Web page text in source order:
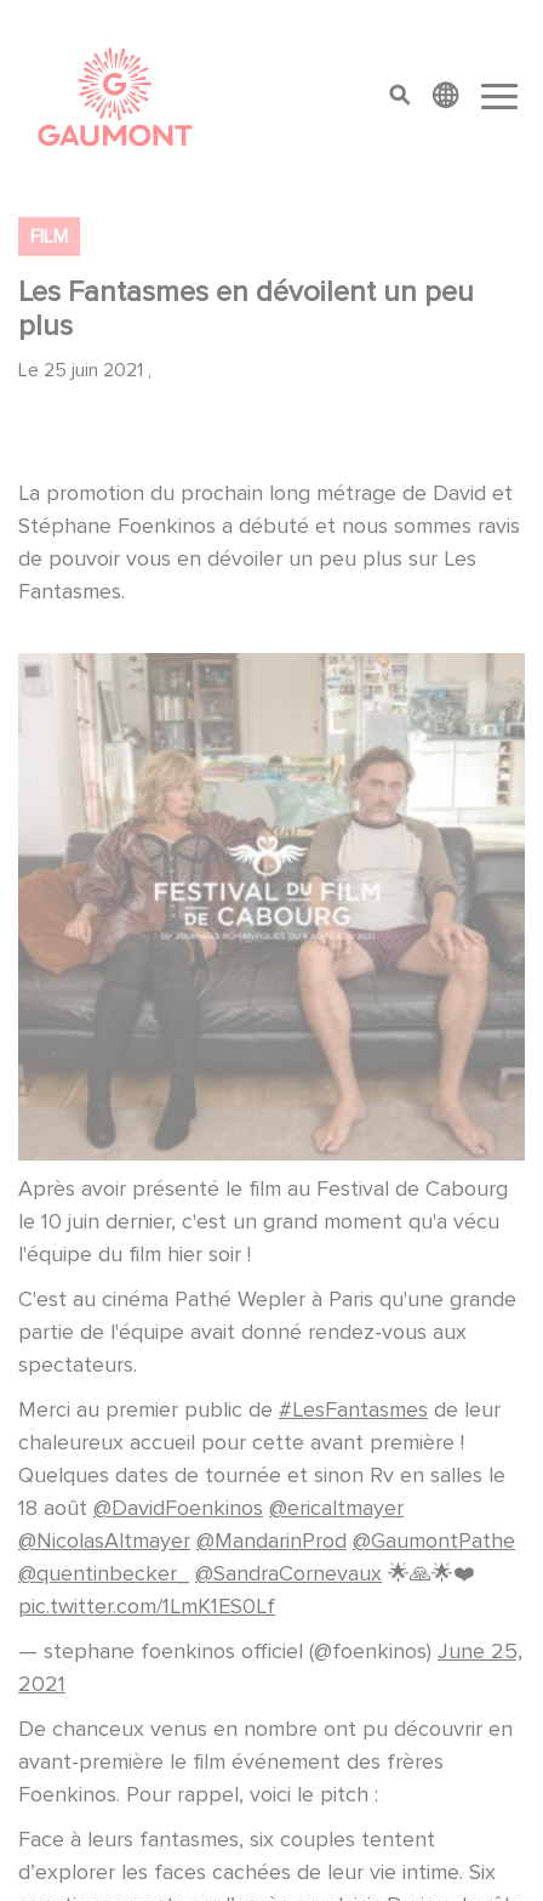
top menu
FILM
Les Fantasmes en dévoilent un peu
plus
Le 25 juin 2021 ,
La promotion du prochain long métrage de David et
Stéphane Foenkinos a débuté et nous sommes ravis
de pouvoir vous en dévoiler un peu plus sur Les
Fantasmes.
Après avoir présenté le film au Festival de Cabourg
le 10 juin dernier, c'est un grand moment qu'a vécu
l'équipe du film hier soir !
C'est au cinéma Pathé Wepler à Paris qu'une grande
partie de l'équipe avait donné rendez-vous aux
spectateurs.
Merci au premier public de #LesFantasmes de leur
chaleureux accueil pour cette avant première !
Quelques dates de tournée et sinon Rv en salles le
18 août @DavidFoenkinos @ericaltmayer
@NicolasAltmayer @MandarinProd @GaumontPathe
@quentinbecker_
@SandraCornevaux 🌟🙏🌟❤️
pic.twitter.com/1LmK1ES0Lf
— stephane foenkinos officiel (@foenkinos) June 25,
2021
De chanceux venus en nombre ont pu découvrir en
avant-première le film événement des frères
Foenkinos. Pour rappel, voici le pitch :
Face à leurs fantasmes, six couples tentent
d’explorer les faces cachées de leur vie intime. Six